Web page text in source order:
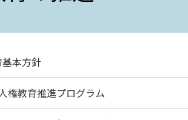
本方針
教育推進プログラム